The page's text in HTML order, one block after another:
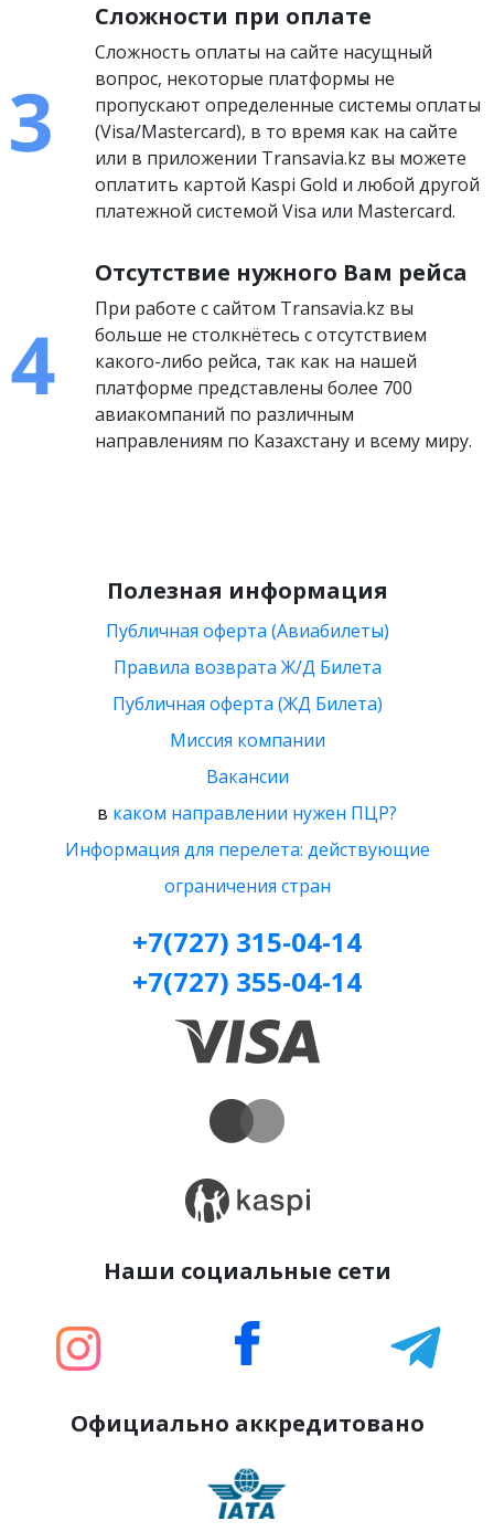
Сложности при оплате
Сложность оплаты на сайте насущный
вопрос, некоторые платформы не
пропускают определенные системы оплаты
(Visa/Mastercard), в то время как на сайте
или в приложении Transavia.kz вы можете
оплатить картой Kaspi Gold и любой другой
платежной системой Visa или Mastercard.
Отсутствие нужного Вам рейса
При работе с сайтом Transavia.kz вы
больше не столкнётесь с отсутствием
какого-либо рейса, так как на нашей
платформе представлены более 700
авиакомпаний по различным
направлениям по Казахстану и всему миру.
Полезная информация
Публичная оферта (Авиабилеты)
Правила возврата Ж/Д Билета
Публичная оферта (ЖД Билета)
Миссия компании
Вакансии
в каком направлении нужен ПЦР?
Информация для перелета: действующие
ограничения стран
+7(727) 315-04-14
+7(727) 355-04-14
Наши социальные сети
Официально аккредитовано